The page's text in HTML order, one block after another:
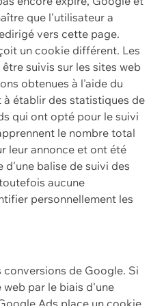
que l'utilisateur a
vers cette page.
un cookie différent. Les
suivis sur les sites web
obtenues à l'aide du
établir des statistiques de
qui ont opté pour le suivi
le nombre total
leur annonce et ont été
d'une balise de suivi des
aucune
personnellement les
de Google. Si
par le biais d'une